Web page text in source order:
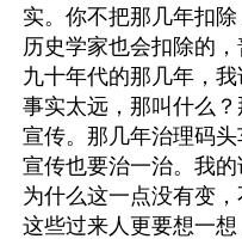
实。你不把那几年扣
历史学家也会扣除的
九十年代的那几年，
事实太远，那叫什么
宣传。那几年治理码
宣传也要治一治。我
为什么这一点没有变
这些过来人更要想一想